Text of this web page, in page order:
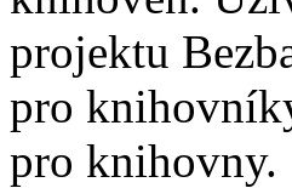
projektu
pro
pro knihovny.